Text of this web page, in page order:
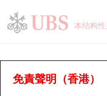
本结构
免責聲明（香港）
认股证分析仪
瑞银认股证一览
街货统计
牛熊全景快搜
街货统计
十大升幅/跌幅
正股分析仪
持股比重
每月轮证大市专题